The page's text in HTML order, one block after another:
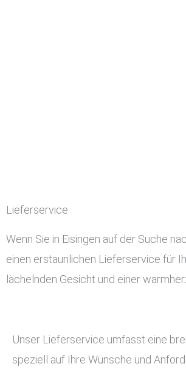
Lieferservice
Wenn Sie in Eisingen auf der Suche
einen erstaunlichen Lieferservice für
lächelnden Gesicht und einer
Unser Lieferservice umfasst eine
speziell auf Ihre Wünsche und